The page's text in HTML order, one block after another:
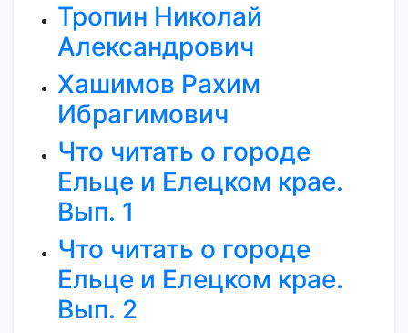
Тропин Николай
Александрович
Хашимов Рахим
Ибрагимович
Что читать о городе
Ельце и Елецком крае.
Вып. 1
Что читать о городе
Ельце и Елецком крае.
Вып. 2